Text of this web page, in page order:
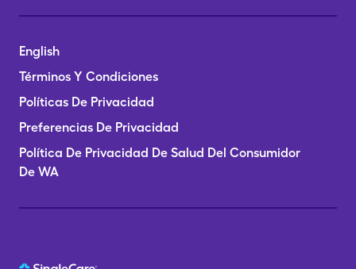
English
Términos Y Condiciones
Políticas De Privacidad
Preferencias De Privacidad
Política De Privacidad De Salud Del Consumidor
De WA